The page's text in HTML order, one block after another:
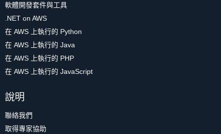
軟體開發套件與工具
.NET on AWS
在 AWS 上執行的 Python
在 AWS 上執行的 Java
在 AWS 上執行的 PHP
在 AWS 上執行的 JavaScript
說明
聯絡我們
取得專家協助